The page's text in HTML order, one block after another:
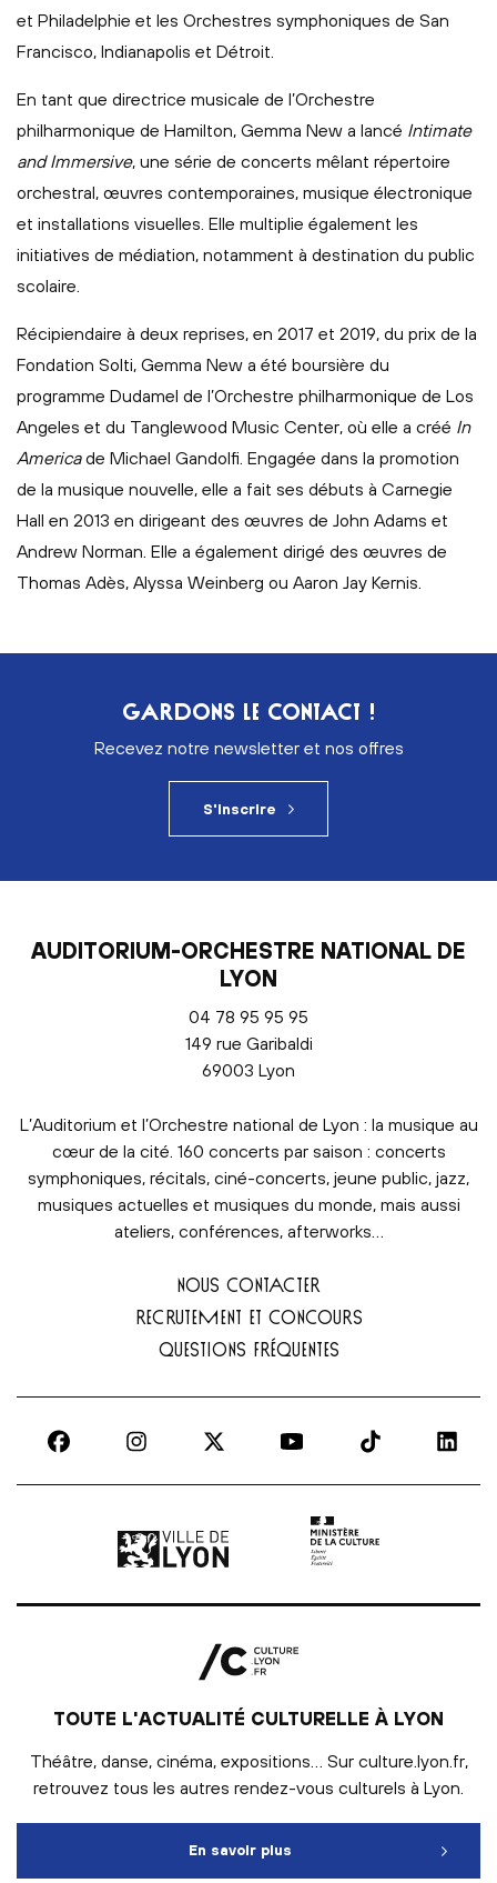
et Philadelphie et les Orchestres symphoniques de San
Francisco, Indianapolis et Détroit.
En tant que directrice musicale de l’Orchestre
philharmonique de Hamilton, Gemma New a lancé Intimate
and Immersive, une série de concerts mêlant répertoire
orchestral, œuvres contemporaines, musique électronique
et installations visuelles. Elle multiplie également les
initiatives de médiation, notamment à destination du public
scolaire.
Récipiendaire à deux reprises, en 2017 et 2019, du prix de la
Fondation Solti, Gemma New a été boursière du
programme Dudamel de l’Orchestre philharmonique de Los
Angeles et du Tanglewood Music Center, où elle a créé In
Americade Michael Gandolfi. Engagée dans la promotion
de la musique nouvelle, elle a fait ses débuts à Carnegie
Hall en 2013 en dirigeant des œuvres de John Adams et
Andrew Norman. Elle a également dirigé des œuvres de
Thomas Adès, Alyssa Weinberg ou Aaron Jay Kernis.
GARDONS LE CONTACT !
Recevez notre newsletter et nos offres
S'inscrire
AUDITORIUM-ORCHESTRE NATIONAL DE
LYON
04 78 95 95 95
149 rue Garibaldi
69003 Lyon
L’Auditorium et l’Orchestre national de Lyon : la musique au
cœur de la cité. 160 concerts par saison : concerts
symphoniques, récitals, ciné-concerts, jeune public, jazz,
musiques actuelles et musiques du monde, mais aussi
ateliers, conférences, afterworks…
NOUS CONTACTER
RECRUTEMENT ET CONCOURS
QUESTIONS FRÉQUENTES
Ville de Lyon | lien externeMinistère de la culture
TOUTE L'ACTUALITÉ CULTURELLE À LYON
Théâtre, danse, cinéma, expositions… Sur culture.lyon.fr,
retrouvez tous les autres rendez-vous culturels à Lyon.
En savoir plus Toute l'actualité culturelle